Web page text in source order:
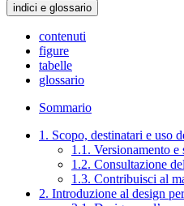
indici e glossario
contenuti
figure
tabelle
glossario
Sommario
1. Scopo, destinatari e uso
1.1. Versionamento e
1.2. Consultazione
1.3. Contribuisci al
2. Introduzione al design